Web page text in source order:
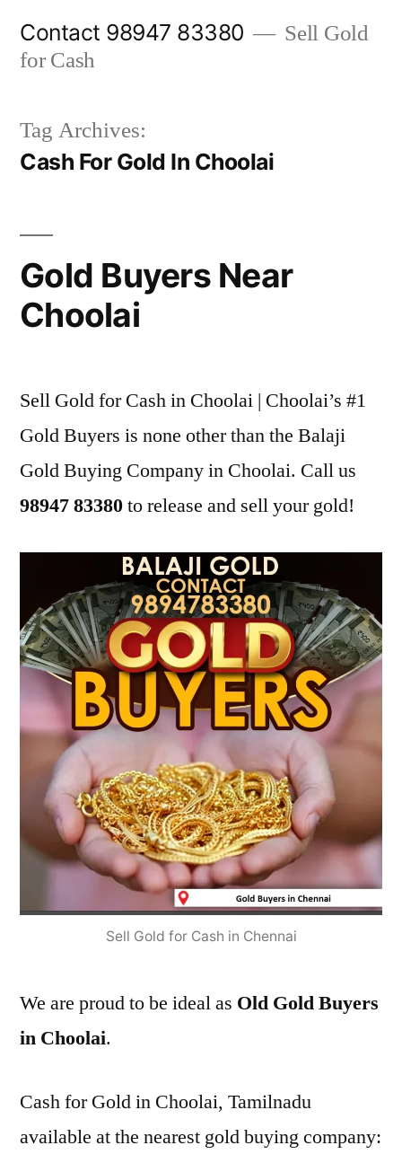
Contact 98947 83380
Sell Gold
for Cash
Tag Archives:
Cash For Gold In Choolai
Gold Buyers Near
Choolai
Sell Gold for Cash in Choolai | Choolai’s #1
Gold Buyers is none other than the Balaji
Gold Buying Company in Choolai. Call us
98947 83380to release and sell your gold!
Sell Gold for Cash in Chennai
We are proud to be ideal as Old Gold Buyers
in Choolai.
Cash for Gold in Choolai, Tamilnadu
available at the nearest gold buying company: